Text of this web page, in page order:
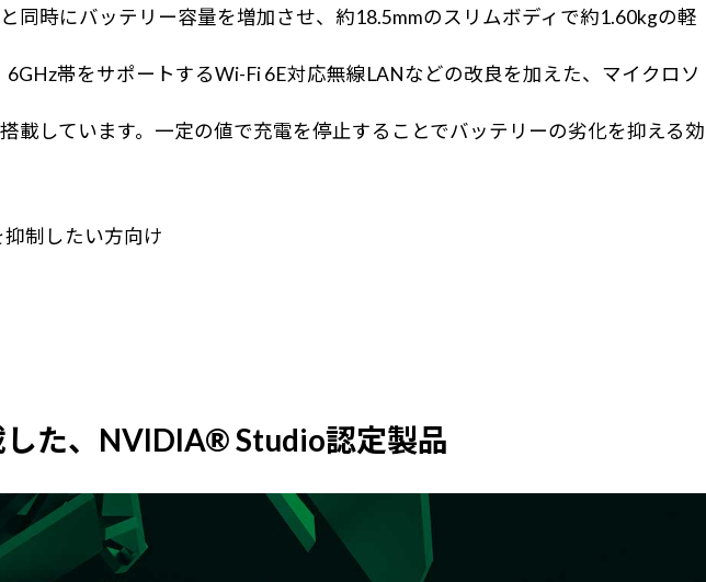
時にバッテリー容量を増加させ、約18.5mmのスリムボディで約1.60kgの軽
帯をサポートするWi-Fi 6E対応無線LANなどの改良を加えた、マイクロソ
しています。一定の値で充電を停止することでバッテリーの劣化を抑える効
制したい方向け
た、NVIDIA® Studio認定製品